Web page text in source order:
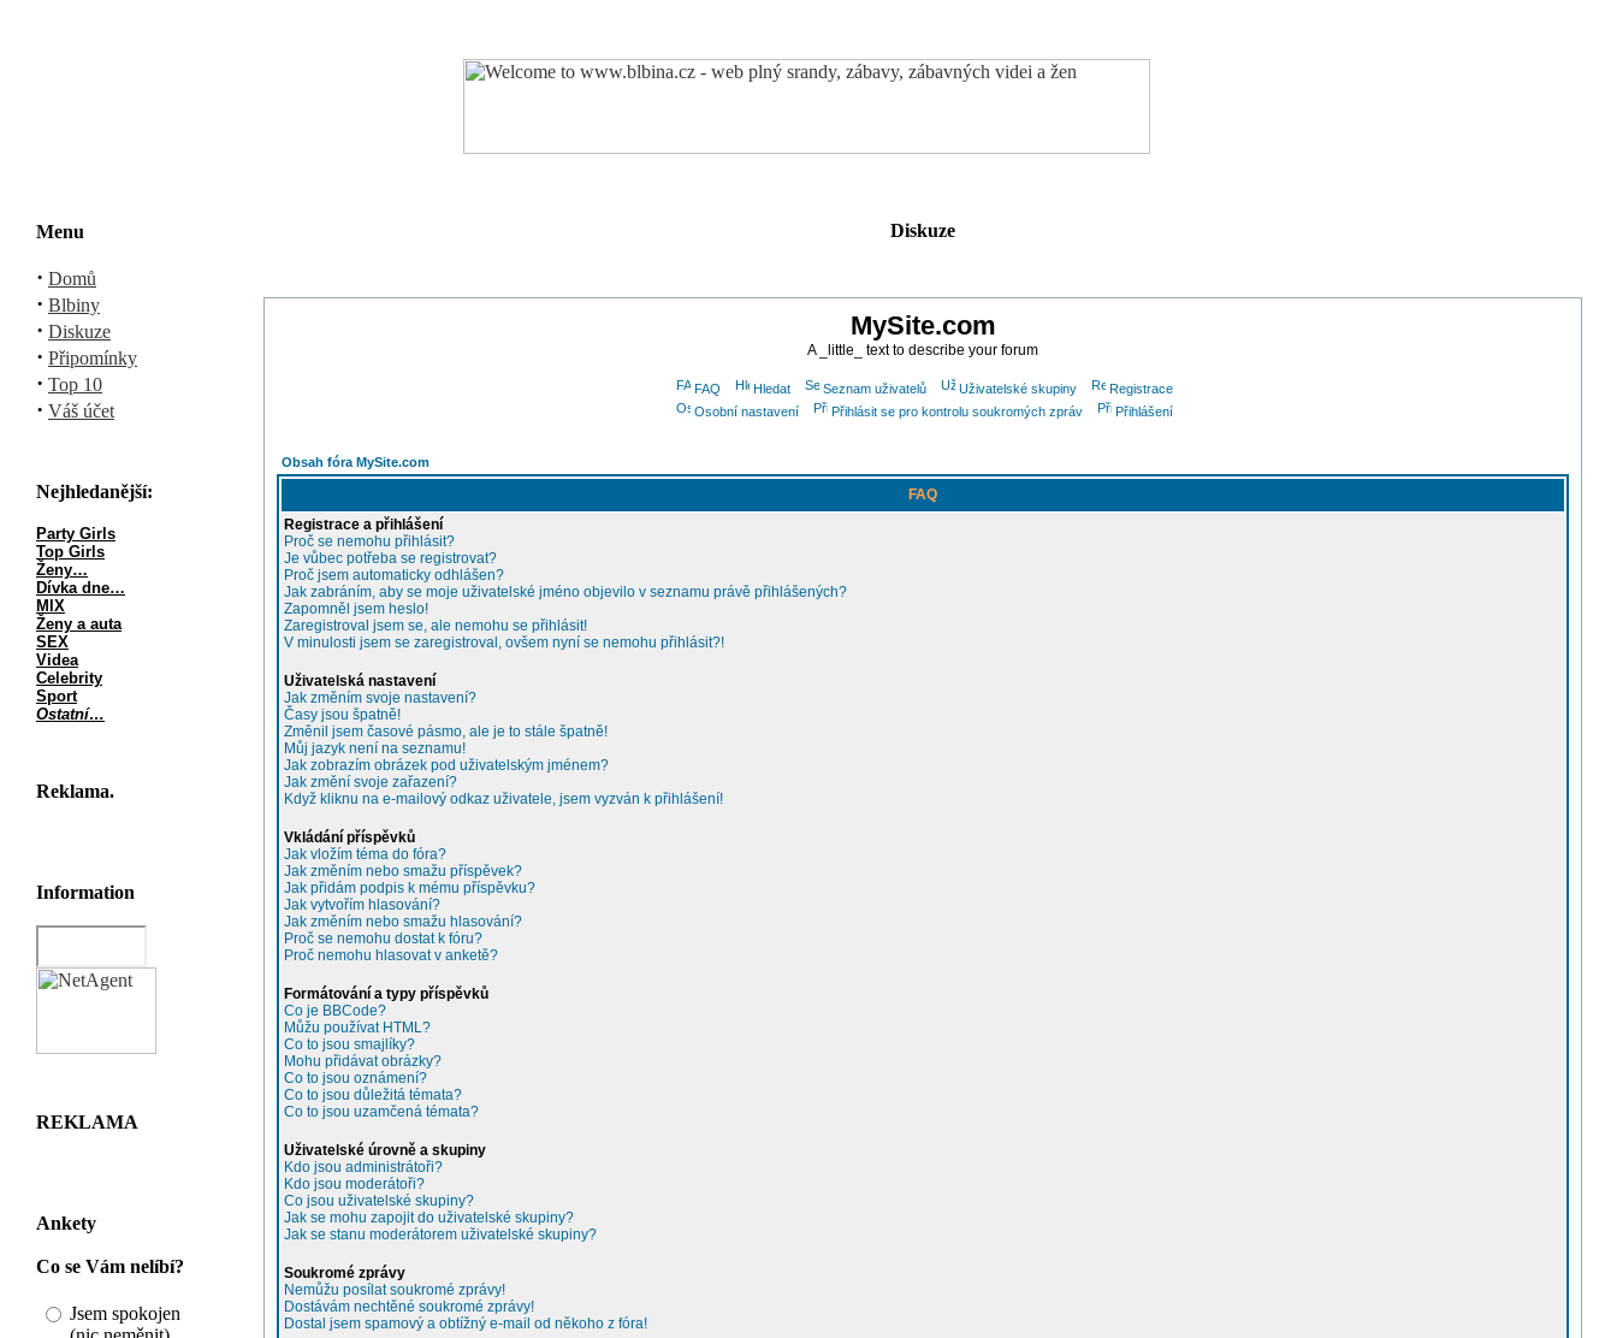
Menu
· Domů
· Blbiny
· Diskuze
· Připomínky
· Top 10
· Váš účet
Nejhledanější:
Party Girls
Top Girls
Ženy…
Dívka dne…
MIX
Ženy a auta
SEX
Videa
Celebrity
Sport
Ostatní…
Reklama.
Information
REKLAMA
Ankety
Co se Vám nelíbí?
Jsem spokojen
Diskuze
MySite.com
A _little_ text to describe your forum
FAQ Hledat Seznam uživatelů Uživatelské skupiny
Registrace
Osobní nastavení
Přihlásit se pro kontrolu soukromých zpráv Přihlášení
Obsah fóra MySite.com
FAQ
Registrace a přihlášení
Proč se nemohu přihlásit?
Je vůbec potřeba se registrovat?
Proč jsem automaticky odhlášen?
Jak zabráním, aby se moje uživatelské jméno objevilo v seznamu právě přihlášených?
Zapomněl jsem heslo!
Zaregistroval jsem se, ale nemohu se přihlásit!
V minulosti jsem se zaregistroval, ovšem nyní se nemohu přihlásit?!
Uživatelská nastavení
Jak změním svoje nastavení?
Časy jsou špatně!
Změnil jsem časové pásmo, ale je to stále špatně!
Můj jazyk není na seznamu!
Jak zobrazím obrázek pod uživatelským jménem?
Jak změní svoje zařazení?
Když kliknu na e-mailový odkaz uživatele, jsem vyzván k přihlášení!
Vkládání příspěvků
Jak vložím téma do fóra?
Jak změním nebo smažu příspěvek?
Jak přidám podpis k mému příspěvku?
Jak vytvořím hlasování?
Jak změním nebo smažu hlasování?
Proč se nemohu dostat k fóru?
Proč nemohu hlasovat v anketě?
Formátování a typy příspěvků
Co je BBCode?
Můžu používat HTML?
Co to jsou smajlíky?
Mohu přidávat obrázky?
Co to jsou oznámení?
Co to jsou důležitá témata?
Co to jsou uzamčená témata?
Uživatelské úrovně a skupiny
Kdo jsou administrátoři?
Kdo jsou moderátoři?
Co jsou uživatelské skupiny?
Jak se mohu zapojit do uživatelské skupiny?
Jak se stanu moderátorem uživatelské skupiny?
Soukromé zprávy
Nemůžu posílat soukromé zprávy!
Dostávám nechtěné soukromé zprávy!
Dostal jsem spamový a obtížný e-mail od někoho z fóra!